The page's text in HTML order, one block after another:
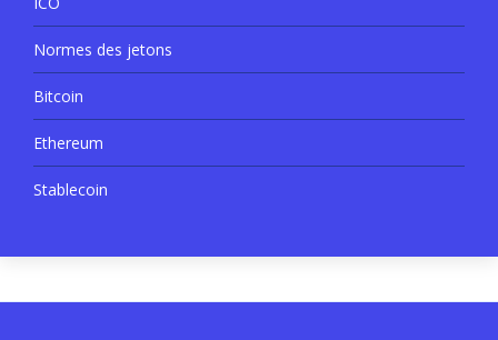
Normes des jetons
Bitcoin
Ethereum
Stablecoin